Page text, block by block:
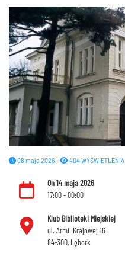
08 maja 2026 - 404 WYŚWIETLENIA
On 14 maja 2026
17:00 - 00:00
Klub Biblioteki Miejskiej
ul. Armii Krajowej 16
84-300, Lębork